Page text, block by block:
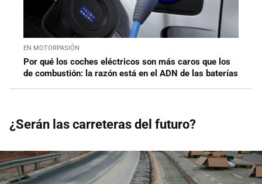
EN MOTORPASIÓN
Por qué los coches eléctricos son más caros que los
de combustión: la razón está en el ADN de las baterías
¿Serán las carreteras del futuro?